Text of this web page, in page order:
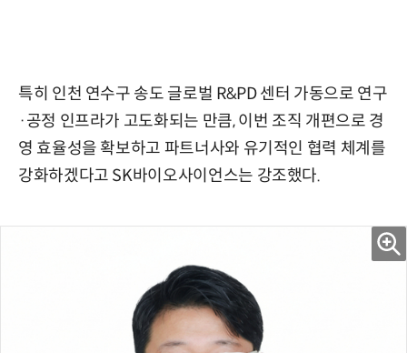
특히 인천 연수구 송도 글로벌 R&PD 센터 가동으로 연구
·공정 인프라가 고도화되는 만큼, 이번 조직 개편으로 경
영 효율성을 확보하고 파트너사와 유기적인 협력 체계를
강화하겠다고 SK바이오사이언스는 강조했다.